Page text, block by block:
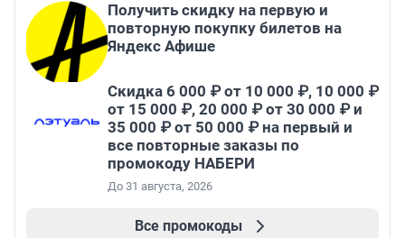
Получить скидку на первую и
повторную покупку билетов на
Яндекс Афише
Скидка 6 000 ₽ от 10 000 ₽, 10 000 ₽
от 15 000 ₽, 20 000 ₽ от 30 000 ₽ и
35 000 ₽ от 50 000 ₽ на первый и
все повторные заказы по
промокоду НАБЕРИ
До 31 августа, 2026
Все промокоды